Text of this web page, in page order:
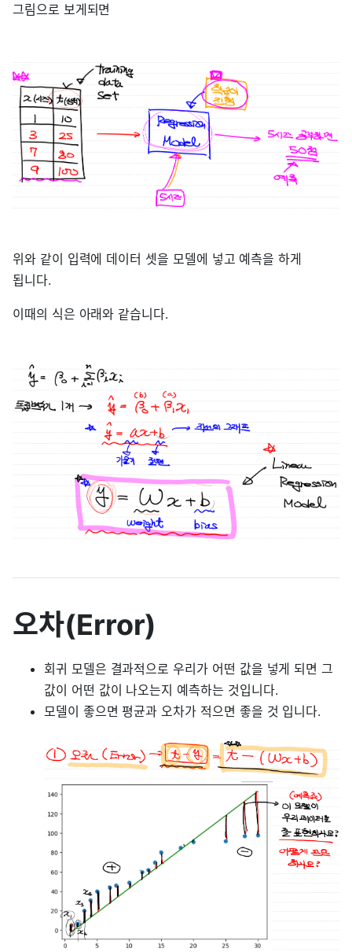
그림으로 보게되면
위와 같이 입력에 데이터 셋을 모델에 넣고 예측을 하게
됩니다.
이때의 식은 아래와 같습니다.
오차(Error)
회귀 모델은 결과적으로 우리가 어떤 값을 넣게 되면 그
값이 어떤 값이 나오는지 예측하는 것입니다.
모델이 좋으면 평균과 오차가 적으면 좋을 것 입니다.